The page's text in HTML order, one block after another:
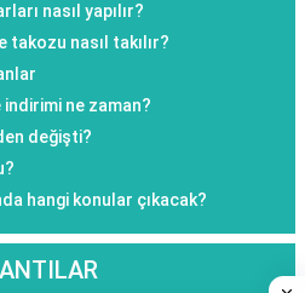
nasıl yapılır?
nasıl takılır?
ne zaman?
değişti?
hangi konular çıkacak?